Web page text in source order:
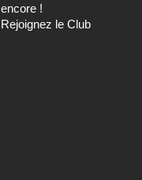
encore !
Rejoignez le Club